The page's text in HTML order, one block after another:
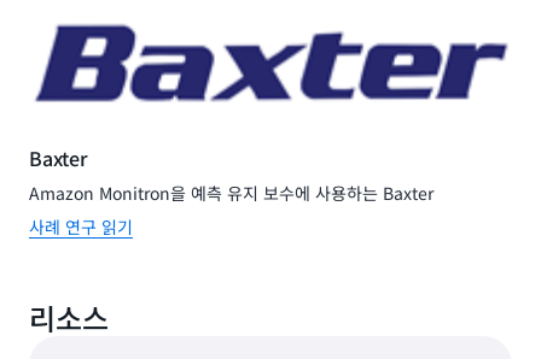
Baxter
Amazon Monitron을 예측 유지 보수에 사용하는 Baxter
사례 연구 읽기
리소스